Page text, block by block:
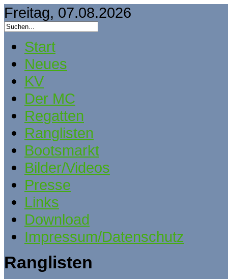
Freitag, 07.08.2026
Start
Neues
KV
Der MC
Regatten
Ranglisten
Bootsmarkt
Bilder/Videos
Presse
Links
Download
Impressum/Datenschutz
Ranglisten